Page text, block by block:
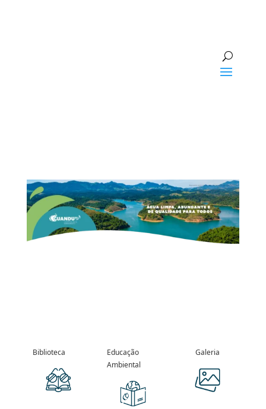
Biblioteca
Educação
Ambiental
Galeria